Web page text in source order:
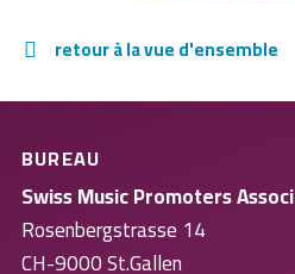
retour à la vue d'ensemble
BUREAU
Swiss Music Promoters
Rosenbergstrasse 14
CH-9000 St.Gallen